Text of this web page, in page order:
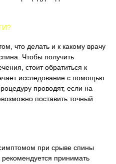
что делать и к какому врачу
Чтобы получить
стоит обратиться к
исследование с помощью
проводят, если на
поставить точный
при срыве спины
принимать